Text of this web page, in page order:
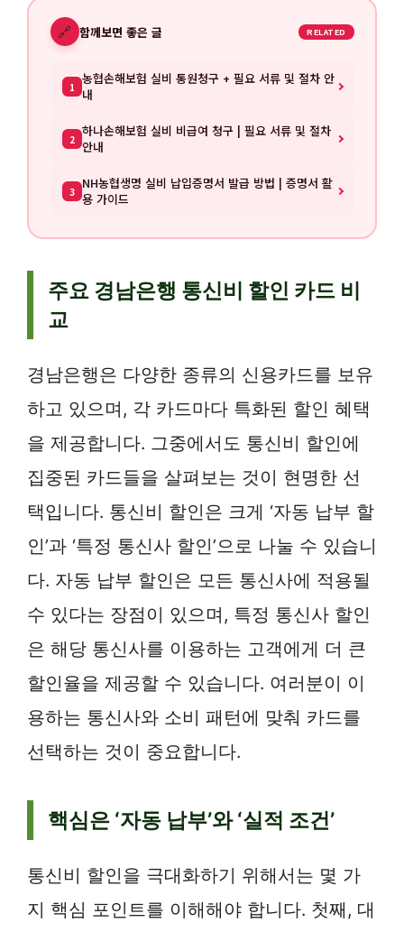
🔗 함께보면 좋은 글 RELATED
1 농협손해보험 실비 통원청구 + 필요 서류 및 절차 안
내
2 하나손해보험 실비 비급여 청구 | 필요 서류 및 절차
안내
3 NH농협생명 실비 납입증명서 발급 방법 | 증명서 활
용 가이드
주요 경남은행 통신비 할인 카드 비
교
경남은행은 다양한 종류의 신용카드를 보유
하고 있으며, 각 카드마다 특화된 할인 혜택
을 제공합니다. 그중에서도 통신비 할인에
집중된 카드들을 살펴보는 것이 현명한 선
택입니다. 통신비 할인은 크게 ‘자동 납부 할
인’과 ‘특정 통신사 할인’으로 나눌 수 있습니
다. 자동 납부 할인은 모든 통신사에 적용될
수 있다는 장점이 있으며, 특정 통신사 할인
은 해당 통신사를 이용하는 고객에게 더 큰
할인율을 제공할 수 있습니다. 여러분이 이
용하는 통신사와 소비 패턴에 맞춰 카드를
선택하는 것이 중요합니다.
핵심은 ‘자동 납부’와 ‘실적 조건’
통신비 할인을 극대화하기 위해서는 몇 가
지 핵심 포인트를 이해해야 합니다. 첫째, 대